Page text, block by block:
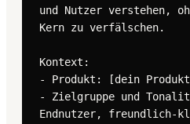
und Nutzer verstehen,
Kern zu verfälschen.
Kontext:
- Produkt: [dein
- Zielgruppe und
Endnutzer, freundlich-